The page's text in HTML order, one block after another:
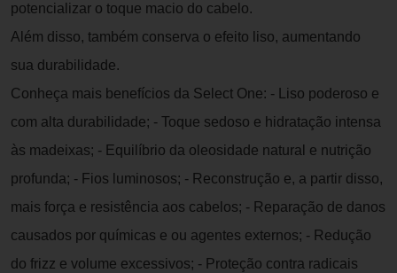
potencializar o toque macio do cabelo.
Além disso, também conserva o efeito liso, aumentando
sua durabilidade.
Conheça mais benefícios da Select One: - Liso poderoso e
com alta durabilidade; - Toque sedoso e hidratação intensa
às madeixas; - Equilíbrio da oleosidade natural e nutrição
profunda; - Fios luminosos; - Reconstrução e, a partir disso,
mais força e resistência aos cabelos; - Reparação de danos
causados por químicas e ou agentes externos; - Redução
do frizz e volume excessivos; - Proteção contra radicais